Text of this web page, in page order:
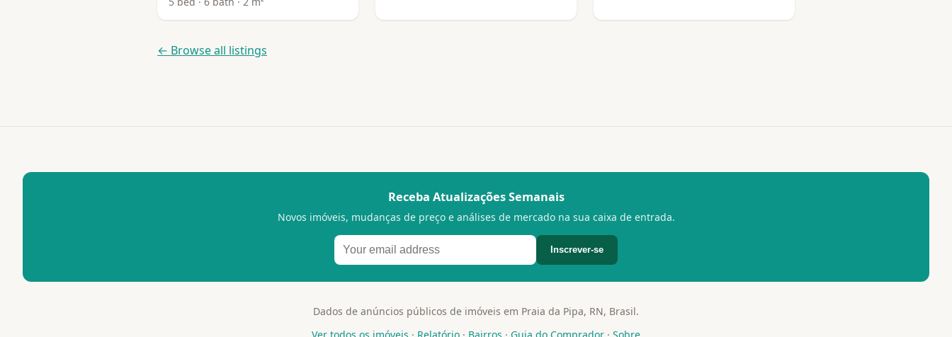
← Browse all listings
Receba Atualizações Semanais
Novos imóveis, mudanças de preço e análises de mercado na sua caixa de entrada.
Inscrever-se
Dados de anúncios públicos de imóveis em Praia da Pipa, RN, Brasil.
Ver todos os imóveis · Relatório · Bairros · Guia do Comprador · Sobre